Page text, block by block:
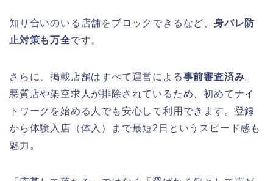
知り合いのいる店舗をブロックできるなど、 身バレ防
止対策も万全です。
さらに、掲載店舗はすべて運営による事前審査済み。
悪質店や架空求人が排除されているため、初めてナイ
トワークを始める人でも安心して利用できます。登録
から体験入店（体入）まで最短2日というスピード感も
魅力。